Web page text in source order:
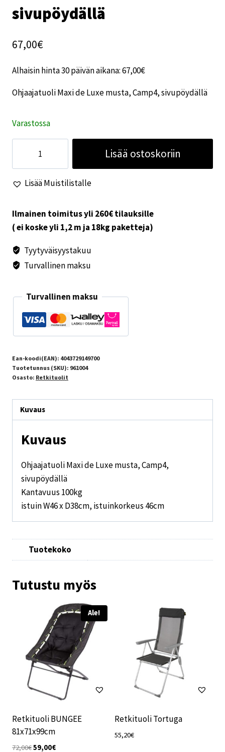
sivupöydällä
67,00€
Alhaisin hinta 30 päivän aikana:67,00€
Ohjaajatuoli Maxi de Luxe musta, Camp4, sivupöydällä
Varastossa
de
Luxe
Camp4,
sivupöydällä
Lisää ostoskoriin
Lisää Muistilistalle
Ilmainen toimitus yli 260€ tilauksille
( ei koske yli 1,2 m ja 18kg paketteja)
Tyytyväisyystakuu
Turvallinen maksu
Turvallinen maksu
Ean-koodi(EAN): 4043729149700
Tuotetunnus (SKU): 961004
Osasto: Retkituolit
Kuvaus
Kuvaus
Ohjaajatuoli Maxi de Luxe musta, Camp4,
sivupöydällä
Kantavuus 100kg
istuin W46 x D38cm, istuinkorkeus 46cm
Tuotekoko
Tutustu myös
Ale!
Retkituoli BUNGEE
81x71x99cm
72,00€Alkuperäinen
59,00€Nykyinen
Retkituoli Tortuga
55,20€